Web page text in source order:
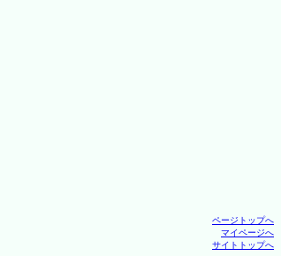
ページトップへ
マイページへ
サイトトップへ